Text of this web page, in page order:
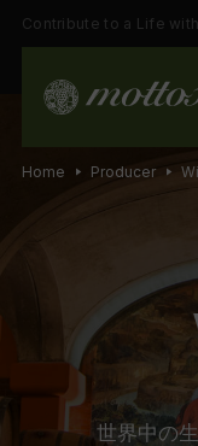
Contribute to a Life
世界中の
Home Producer